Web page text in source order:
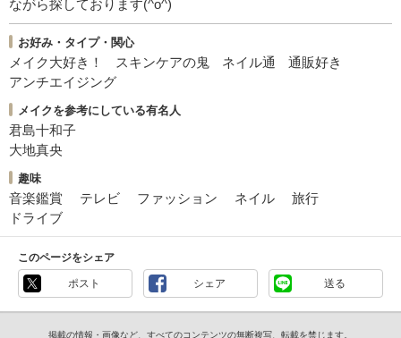
ながら探しております(^o^)
お好み・タイプ・関心
メイク大好き！ スキンケアの鬼 ネイル通
通販好き
アンチエイジング
メイクを参考にしている有名人
君島十和子
大地真央
趣味
音楽鑑賞 テレビ ファッション ネイル
旅行
ドライブ
このページをシェア
ポスト シェア 送る
掲載の情報・画像など、すべてのコンテンツの無断複写、転載を禁じます。